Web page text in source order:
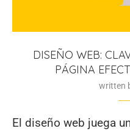
DISEÑO WEB:
PÁGINA
written
El diseño web juega